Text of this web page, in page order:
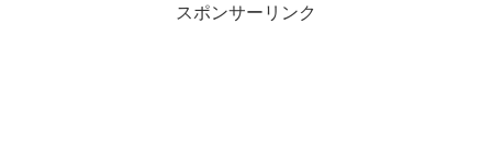
スポンサーリンク